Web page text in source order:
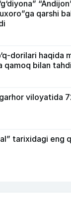
qarshi
dorilari haqida
qamoq bilan
viloyatida
tarixidagi eng